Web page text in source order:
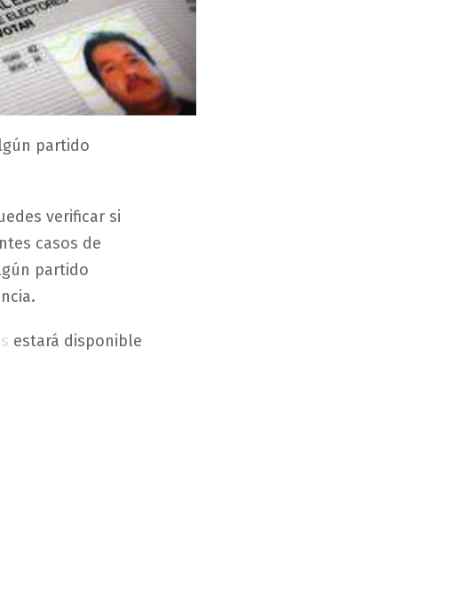
partido
verificar si
casos de
partido
estará disponible